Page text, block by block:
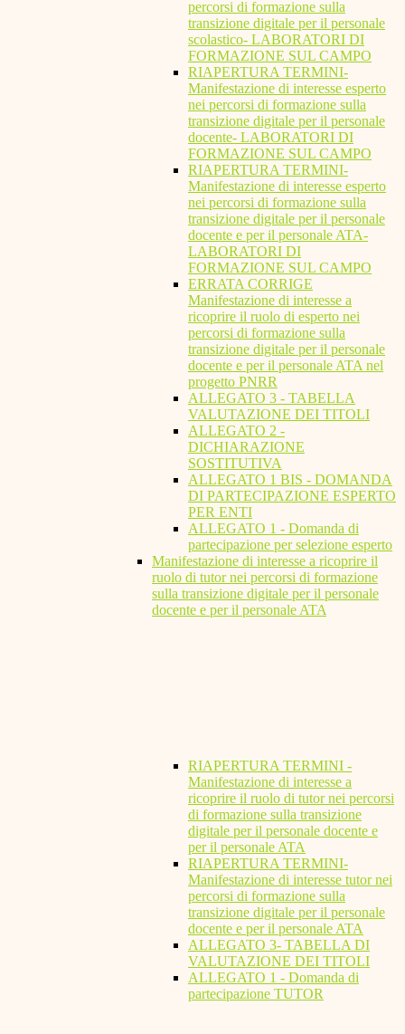
percorsi di formazione sulla
transizione digitale per il personale
scolastico- LABORATORI DI
FORMAZIONE SUL CAMPO
RIAPERTURA TERMINI-
Manifestazione di interesse esperto
nei percorsi di formazione sulla
transizione digitale per il personale
docente- LABORATORI DI
FORMAZIONE SUL CAMPO
RIAPERTURA TERMINI-
Manifestazione di interesse esperto
nei percorsi di formazione sulla
transizione digitale per il personale
docente e per il personale ATA-
LABORATORI DI
FORMAZIONE SUL CAMPO
ERRATA CORRIGE
Manifestazione di interesse a
ricoprire il ruolo di esperto nei
percorsi di formazione sulla
transizione digitale per il personale
docente e per il personale ATA nel
progetto PNRR
ALLEGATO 3 - TABELLA
VALUTAZIONE DEI TITOLI
ALLEGATO 2 -
DICHIARAZIONE
SOSTITUTIVA
ALLEGATO 1 BIS - DOMANDA
DI PARTECIPAZIONE ESPERTO
PER ENTI
ALLEGATO 1 - Domanda di
partecipazione per selezione esperto
Manifestazione di interesse a ricoprire il
ruolo di tutor nei percorsi di formazione
sulla transizione digitale per il personale
docente e per il personale ATA
RIAPERTURA TERMINI -
Manifestazione di interesse a
ricoprire il ruolo di tutor nei percorsi
di formazione sulla transizione
digitale per il personale docente e
per il personale ATA
RIAPERTURA TERMINI-
Manifestazione di interesse tutor nei
percorsi di formazione sulla
transizione digitale per il personale
docente e per il personale ATA
ALLEGATO 3- TABELLA DI
VALUTAZIONE DEI TITOLI
ALLEGATO 1 - Domanda di
partecipazione TUTOR